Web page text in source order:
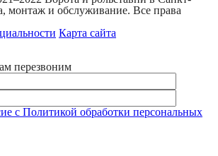
монтаж и обслуживание. Все права
Карта сайта
перезвоним
с Политикой обработки персональных